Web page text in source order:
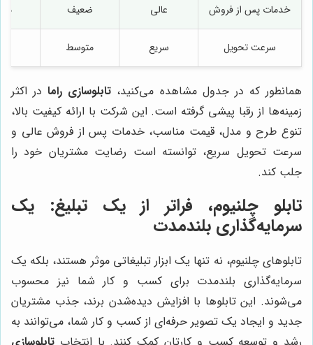
خدمات پس از فروش عالی ضعیف
سرعت تحویل سریع متوسط
همانطور که در جدول مشاهده می‌کنید، تابلوسازی رامادر اکثر
زمینه‌ها از رقبا پیشی گرفته است. این شرکت با ارائه کیفیت بالا،
تنوع طرح و مدل، قیمت مناسب، خدمات پس از فروش عالی و
سرعت تحویل سریع، توانسته است رضایت مشتریان خود را
جلب کند.
تابلو چلنیوم، فراتر از یک تبلیغ: یک
سرمایه‌گذاری بلندمدت
تابلوهای چلنیوم، نه تنها یک ابزار تبلیغاتی موثر هستند، بلکه یک
سرمایه‌گذاری بلندمدت برای کسب و کار شما نیز محسوب
می‌شوند. این تابلوها با افزایش دیده‌شدن برند، جذب مشتریان
جدید و ایجاد یک تصویر حرفه‌ای از کسب و کار شما، می‌توانند به